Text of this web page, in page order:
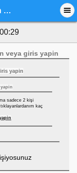
Bahçıvan Peynir - En Mutlu Ramazan Sofrası Genel Destek
veyagiris yapin
yapin
sadece 2 kişi
kaç